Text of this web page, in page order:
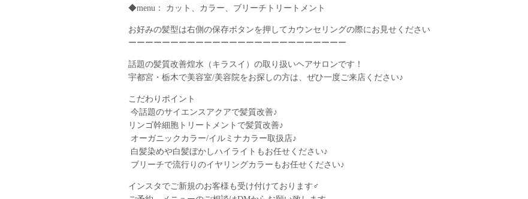
◆menu： カット、カラー、ブリーチトリートメント
お好みの髪型は右側の保存ボタンを押してカウンセリングの際にお見せください
ーーーーーーーーーーーーーーーーーーーーーーーーーー
話題の髪質改善煌水（キラスイ）の取り扱いヘアサロンです！
宇都宮・栃木で美容室/美容院をお探しの方は、ぜひ一度ご来店ください♪
こだわりポイント
︎ 今話題のサイエンスアクアで髪質改善♪
︎リンゴ幹細胞トリートメントで髪質改善♪
︎ オーガニックカラー/イルミナカラー取扱店♪
︎ 白髪染めや白髪ぼかしハイライトもお任せください♪
︎ ブリーチで流行りのイヤリングカラーもお任せください♪
インスタでご新規のお客様も受け付けております‍♂️